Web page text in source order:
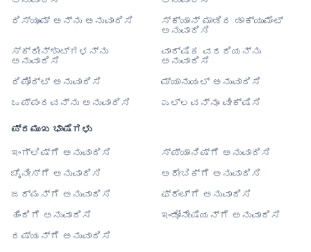
ರಿಸ್ಯೂಮ್ ಅನ್ನು ಅನುವಾದಿಸಿ
ಸ್ಕ್ಯಾನ್ ಮಾಡಿದ ಡಾಕ್ಯುಮೆಂಟ್
ಅನುವಾದಿಸಿ
ಸ್ಕ್ರೀನ್‌ಶಾಟ್‌ಗಳನ್ನು
ಅನುವಾದಿಸಿ
ವಾರ್ಷಿಕ ವರದಿಯನ್ನು
ಅನುವಾದಿಸಿ
ರಿಪೋರ್ಟ್ ಅನುವಾದಿಸಿ
ಮ್ಯಾನುಯಲ್ ಅನುವಾದಿಸಿ
ಒಪ್ಪಂದವನ್ನು ಅನುವಾದಿಸಿ
ಎಲ್ಲವನ್ನೂ ವೀಕ್ಷಿಸಿ
ಪ್ರಮುಖ ಭಾಷೆಗಳು
ಇಂಗ್ಲಿಷ್‌ಗೆ ಅನುವಾದಿಸಿ
ಸ್ಪ್ಯಾನಿಷ್‌ಗೆ ಅನುವಾದಿಸಿ
ಚೈನೀಸ್‌ಗೆ ಅನುವಾದಿಸಿ
ಅರೇಬಿಕ್‌ಗೆ ಅನುವಾದಿಸಿ
ಜರ್ಮನ್‌ಗೆ ಅನುವಾದಿಸಿ
ಫ್ರೆಂಚ್‌ಗೆ ಅನುವಾದಿಸಿ
ಹಿಂದಿಗೆ ಅನುವಾದಿಸಿ
ಇಂಡೋನೇಷಿಯನ್‌ಗೆ ಅನುವಾದಿಸಿ
ರಷ್ಯನ್‌ಗೆ ಅನುವಾದಿಸಿ